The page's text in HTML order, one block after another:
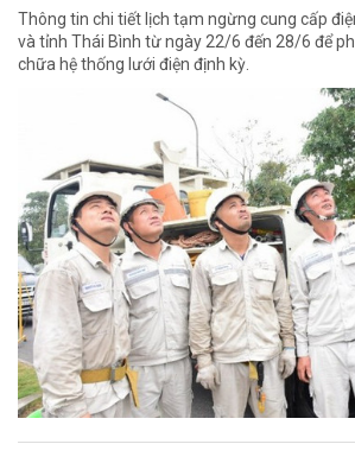
Thông tin chi tiết lịch tạm ngừng cung cấp
và tỉnh Thái Bình từ ngày 22/6 đến 28/6 để
chữa hệ thống lưới điện định kỳ.